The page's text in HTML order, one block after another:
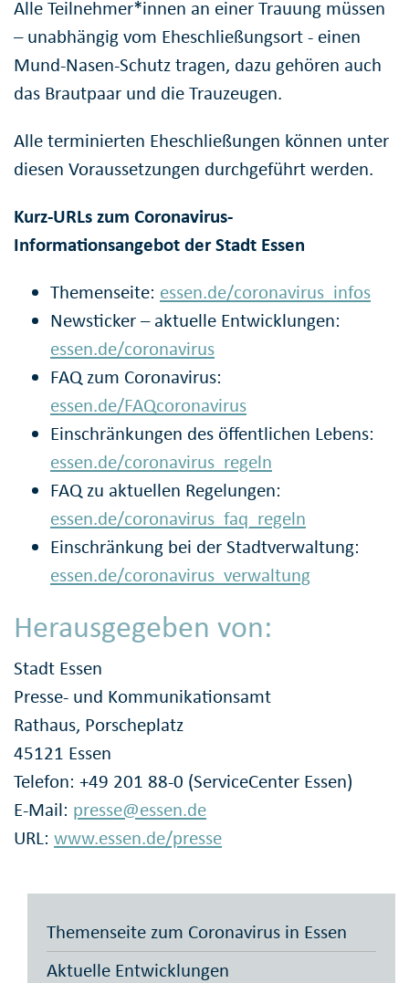
Alle Teilnehmer*innen an einer Trauung müssen
– unabhängig vom Eheschließungsort - einen
Mund-Nasen-Schutz tragen, dazu gehören auch
das Brautpaar und die Trauzeugen.
Alle terminierten Eheschließungen können unter
diesen Voraussetzungen durchgeführt werden.
Kurz-URLs zum Coronavirus-
Informationsangebot der Stadt Essen
Themenseite: essen.de/coronavirus_infos
Newsticker – aktuelle Entwicklungen:
essen.de/coronavirus
FAQ zum Coronavirus:
essen.de/FAQcoronavirus
Einschränkungen des öffentlichen Lebens:
essen.de/coronavirus_regeln
FAQ zu aktuellen Regelungen:
essen.de/coronavirus_faq_regeln
Einschränkung bei der Stadtverwaltung:
essen.de/coronavirus_verwaltung
Herausgegeben von:
Stadt Essen
Presse- und Kommunikationsamt
Rathaus, Porscheplatz
45121 Essen
Telefon: +49 201 88-0 (ServiceCenter Essen)
E-Mail: presse@essen.de
URL: www.essen.de/presse
Themenseite zum Coronavirus in Essen
Aktuelle Entwicklungen